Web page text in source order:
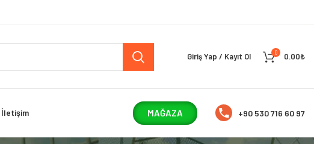
Giriş Yap / Kayıt Ol 0 0.00₺
İletişim MAĞAZA